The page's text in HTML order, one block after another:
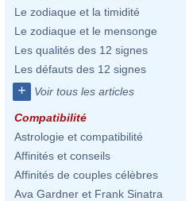
Le zodiaque et la timidité
Le zodiaque et le mensonge
Les qualités des 12 signes
Les défauts des 12 signes
+ Voir tous les articles
Compatibilité
Astrologie et compatibilité
Affinités et conseils
Affinités de couples célèbres
Ava Gardner et Frank Sinatra